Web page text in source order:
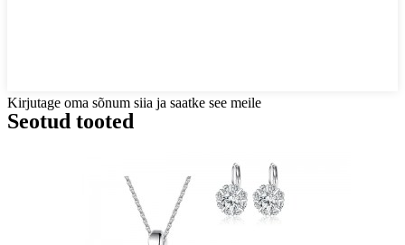
Kirjutage oma sõnum siia ja saatke see meile
Seotud tooted